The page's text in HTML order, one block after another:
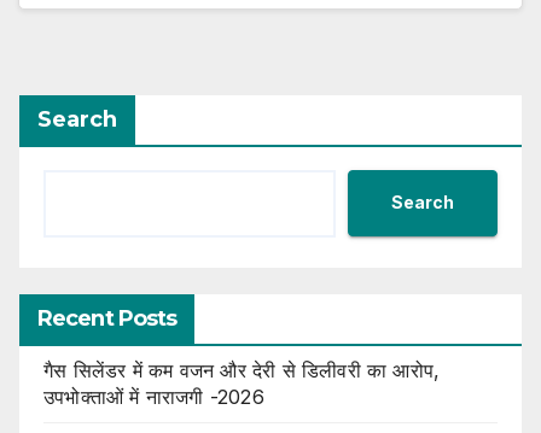
Search
Search
Recent Posts
गैस सिलेंडर में कम वजन और देरी से डिलीवरी का आरोप,
उपभोक्ताओं में नाराजगी -2026